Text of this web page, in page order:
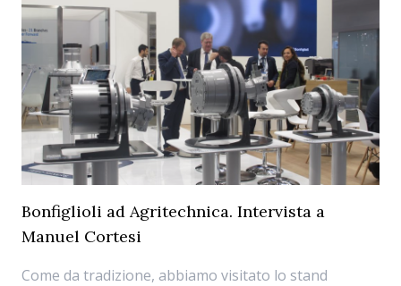
Bonfiglioli ad Agritechnica. Intervista a
Manuel Cortesi
Come da tradizione, abbiamo visitato lo stand